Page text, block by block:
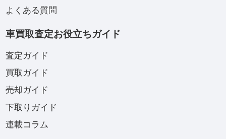
よくある質問
車買取査定お役立ちガイド
査定ガイド
買取ガイド
売却ガイド
下取りガイド
連載コラム